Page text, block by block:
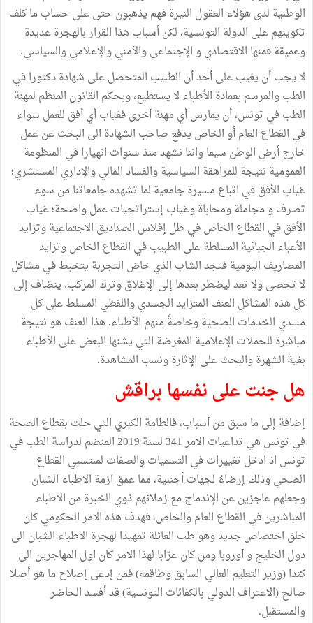
الوطنية لدى هؤلاء العقول النيرة فهم يذهبون حتى على حساب ما كلف
تكوينهم على الدولة التونسية، لكن أسباب هذا القرار بالهجرة عديدة
وعميقة فمنها الاقتصادي و الإجتماعى والأمني والإعلامي والسياسي.
لا يجب أن يغيب على أحد أن الطبيب المتحصل على شهادة دكتورا في
الطب والمرسم بعمادة الأطباء لا يستطيع، وبحكم القانون المنظم لمهنة
الطب في تونس، أن يمارس أي مهنة أخرى فغياب أي أفق للعمل سواء
في القطاع العام أو الخاص يدفع صاحب الشهادة الى البحث عن عمل
خارج أرض الوطن سيما واننا نشهد منذ سنوات انهيارا في المنظومة
العمومية نتيجة للمراهقة السياسية والفساد المالي والإداري المستشري؛
غياب الأفق في اتباع مسيرة جامعية لما تشهده جامعاتنا من سوء
تصرف و مجاملة ومحاباة وغياب إستراتجيات عمل واضحة؛ غياب
الأفق في القطاع الخاص في ظل إفلاس الصناديق الاجتماعية وتزايد
الأعباء الجبائية المسلطة على الطبيب في القطاع الخاص وتزايد
المصاريف اليومية فتجد الشاب الذي خاض التجربة يتخبط في مشاكل
لا تحصى ولا تعد ليضطر بعدها إلى الإغلاق وترك المركب. ينضاف إلى
كل هذه المشاكل العنف المتزايد الجسدي واللفظي المسلط على كل
مسدي الخدمات الصحية وخاصةً منهم الأطباء. هذا العنف هو نتيجة
مباشرة للحملات الإعلامية المغرضة التي يشنها البعض على الأطباء
بغية الشهرة والبحث على الإثارة ونسب المشاهدة.
هل جنت على نفسها براقش
إضافة إلى ما سبق من أسباب، فالطامة الكبري التي حلت بقطاع الصحة
في تونس هي تداعيات الامر 341 لسنة 2019 المنضم لدراسة الطب في
تونس اذ ادخل تغييرات في التسميات والصفات لمنتسبي القطاع
الصحي وذلك إرضاءً لجهات أجنبية، مما عمق ازمة الاطباء الشبان
وجعلهم عاجزين عن الإندماج مع زملائهم ذوي الخبرة من الاطباء
المباشرين في القطاع العام والخاص، فهدف هذه الامر الحكومي كان
خلق اختصاص جديد وهو طب العائلة تمهيدا لهجرة الاطباء الشبان الى
دول الخليج و أوروبا ومن كان عرّابا لهذا الامر كان اول المهاجرين الى
كندا (وزير التعليم العالي السابق وطاقمه) فمن إدعى إصلاح ما هو أصلا
صالح (الاعتراف الدولي بالكفائات التونسية) قد أفسد الحاضر
والمستقبل.